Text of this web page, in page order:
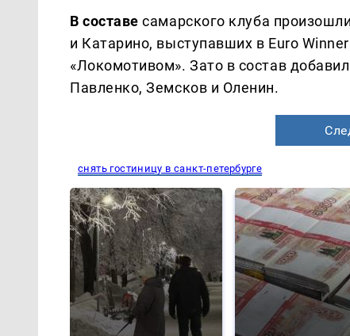
В составе самарского клуба
и Катарино, выступавших в Euro
«Локомотивом». Зато в состав
Павленко, Земсков и Оленин.
снять гостиницу в санкт-петербурге